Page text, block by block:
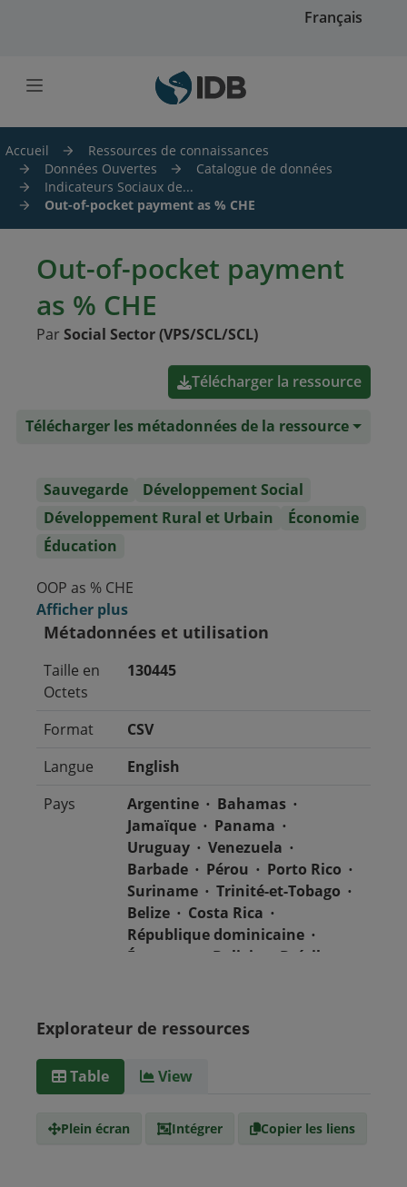
Français
Accueil
Ressources de connaissances
Données Ouvertes
Catalogue de données
Indicateurs Sociaux de...
Out-of-pocket payment as % CHE
Out-of-pocket payment
as % CHE
Par Social Sector (VPS/SCL/SCL)
Télécharger la ressource
Télécharger les métadonnées de la ressource
Sauvegarde
Développement Social
Développement Rural et Urbain
Économie
Éducation
OOP as % CHE
Afficher plus
Métadonnées et utilisation
Taille en
Octets
130445
Format
CSV
Langue
English
Pays
Argentine
Bahamas
Jamaïque
Panama
Uruguay
Venezuela
Barbade
Pérou
Porto Rico
Suriname
Trinité-et-Tobago
Belize
Costa Rica
République dominicaine
Équateur
Bolivie
Brésil
Guatemala
Guyana
Type de
text/csv
Explorateur de ressources
Table View
Plein écran Intégrer Copier les liens